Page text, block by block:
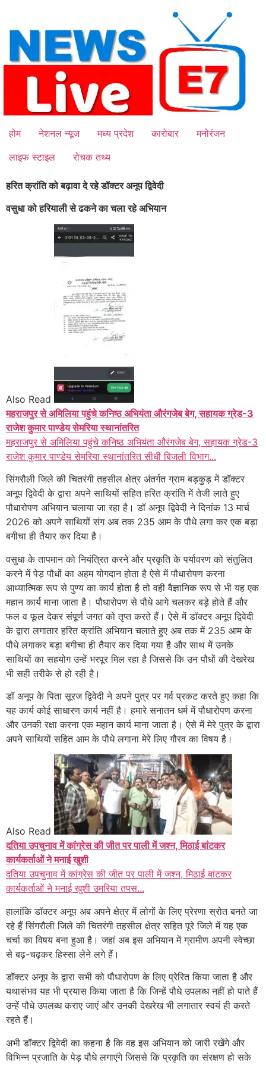
content
होम नेशनल न्यूज मध्य प्रदेश कारोबार
मनोरंजन
लाइफ स्टाइल
रोचक तथ्य
हरित क्रांति को बढ़ावा दे रहे डॉक्टर अनूप द्विवेदी
वसुधा को हरियाली से ढकने का चला रहे अभियान
Also Read
महराजपुर से अमिलिया पहुंचे कनिष्ठ अभियंता औरंगजेब बेग, सहायक ग्रेड-3
राजेश कुमार पाण्डेय सेमरिया स्थानांतरित
महराजपुर से अमिलिया पहुंचे कनिष्ठ अभियंता औरंगजेब बेग, सहायक ग्रेड-3
राजेश कुमार पाण्डेय सेमरिया स्थानांतरित सीधी बिजली विभाग...
सिंगरौली जिले की चितरंगी तहसील क्षेत्र अंतर्गत ग्राम बड़कुड़ में डॉक्टर
अनूप द्विवेदी के द्वारा अपने साथियों सहित हरित क्रांति में तेजी लाते हुए
पौधारोपण अभियान चलाया जा रहा है। डॉ अनूप द्विवेदी ने दिनांक 13 मार्च
2026 को अपने साथियों संग अब तक 235 आम के पौधे लगा कर एक बड़ा
बगीचा ही तैयार कर दिया है।
वसुधा के तापमान को नियंत्रित करने और प्रकृति के पर्यावरण को संतुलित
करने में पेड़ पौधों का अहम योगदान होता है ऐसे में पौधारोपण करना
आध्यात्मिक रूप से पुण्य का कार्य होता है तो वही वैज्ञानिक रूप से भी यह एक
महान कार्य माना जाता है। पौधारोपण से पौधे आगे चलकर बड़े होते हैं और
फल व फूल देकर संपूर्ण जगत को तृप्त करते हैं। ऐसे में डॉक्टर अनूप द्विवेदी
के द्वारा लगातार हरित क्रांति अभियान चलाते हुए अब तक में 235 आम के
पौधे लगाकर बड़ा बगीचा ही तैयार कर दिया गया है और साथ में उनके
साथियों का सहयोग उन्हें भरपूर मिल रहा है जिससे कि उन पौधों की देखरेख
भी सही तरीके से हो रही है।
डॉ अनूप के पिता सूरज द्विवेदी ने अपने पुत्र पर गर्व प्रकट करते हुए कहा कि
यह कार्य कोई साधारण कार्य नहीं है। हमारे सनातन धर्म में पौधारोपण करना
और उनकी रक्षा करना एक महान कार्य माना जाता है। ऐसे में मेरे पुत्र के द्वारा
अपने साथियों सहित आम के पौधे लगाना मेरे लिए गौरव का विषय है।
Also Read
दतिया उपचुनाव में कांग्रेस की जीत पर पाली में जश्न, मिठाई बांटकर
कार्यकर्ताओं ने मनाई खुशी
दतिया उपचुनाव में कांग्रेस की जीत पर पाली में जश्न, मिठाई बांटकर
कार्यकर्ताओं ने मनाई खुशी उमरिया तपस...
हालांकि डॉक्टर अनूप अब अपने क्षेत्र में लोगों के लिए प्रेरणा स्रोत बनते जा
रहे हैं सिंगरौली जिले की चितरंगी तहसील क्षेत्र सहित पूरे जिले में यह एक
चर्चा का विषय बना हुआ है। जहां अब इस अभियान में ग्रामीण अपनी स्वेच्छा
से बढ़-चढ़कर हिस्सा लेने लगे हैं।
डॉक्टर अनूप के द्वारा सभी को पौधारोपण के लिए प्रेरित किया जाता है और
यथासंभव यह भी प्रयास किया जाता है कि जिन्हें पौधे उपलब्ध नहीं हो पाते हैं
उन्हें पौधे उपलब्ध कराए जाएं और उनकी देखरेख भी लगातार स्वयं ही करते
रहते हैं।
अभी डॉक्टर द्विवेदी का कहना है कि वह इस अभियान को जारी रखेंगे और
विभिन्न प्रजाति के पेड़ पौधे लगाएंगे जिससे कि प्रकृति का संरक्षण हो सके